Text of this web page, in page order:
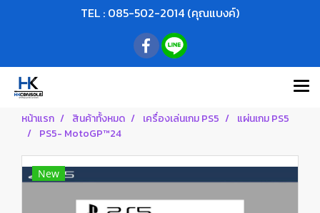
TEL : 085-502-2014 (คุณแบงค์)
หน้าแรก สินค้าทั้งหมด เครื่องเล่นเกม PS5
แผ่นเกม PS5
PS5- MotoGP™24
New